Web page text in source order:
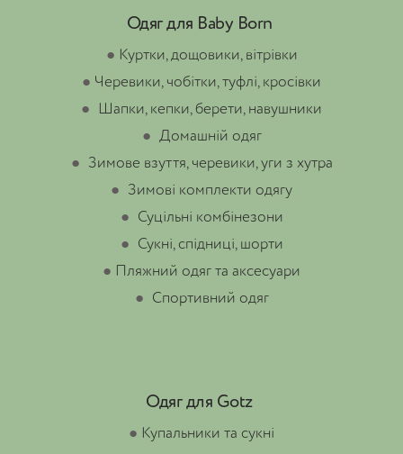
Одяг для Baby Born
● Куртки, дощовики, вітрівки
● Черевики, чобітки, туфлі, кросівки
●
Шапки, кепки, берети, навушники
● Домашній одяг
● Зимове взуття, черевики, уги з хутра
● Зимові комплекти одягу
● Суцільні комбінезони
● Сукні, спідниці, шорти
● Пляжний одяг та аксесуари
● Спортивний одяг
Одяг для Gotz
● Купальники та сукні